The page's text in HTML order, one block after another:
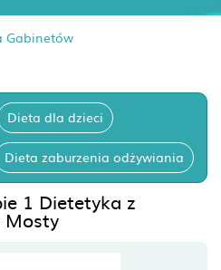
Gabinetów
Dieta dla dzieci
Dieta zaburzenia odżywiania
1 Dietetyka z
Mosty